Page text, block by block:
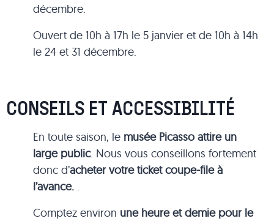
décembre.
Ouvert de 10h à 17h le 5 janvier et de 10h à 14h
le 24 et 31 décembre.
CONSEILS ET ACCESSIBILITÉ
En toute saison, le musée Picasso attire un
large public. Nous vous conseillons fortement
donc d’acheter votre ticket coupe-file à
l’avance. .
Comptez environ une heure et demie pour le